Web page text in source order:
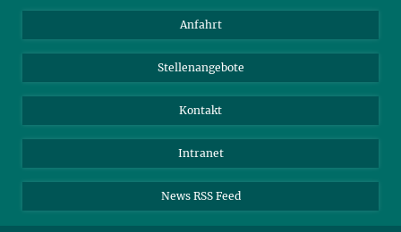
Anfahrt
Stellenangebote
Kontakt
Intranet
News RSS Feed